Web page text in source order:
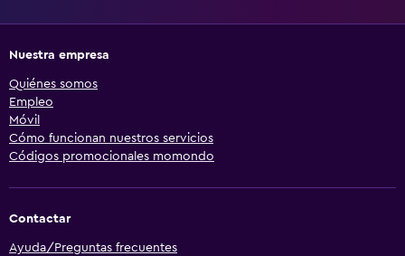
Nuestra empresa
Quiénes somos
Empleo
Móvil
Cómo funcionan nuestros servicios
Códigos promocionales momondo
Contactar
Ayuda/Preguntas frecuentes